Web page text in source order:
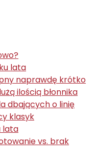
lata
naprawdę krótko
ilością błonnika
dbających o linię
klasyk
lata
vs. brak